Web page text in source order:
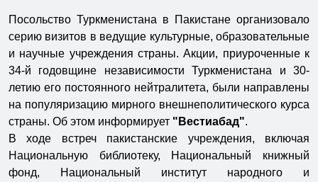
Посольство Туркменистана в Пакистане организовало
серию визитов в ведущие культурные, образовательные
и научные учреждения страны. Акции, приуроченные к
34-й годовщине независимости Туркменистана и 30-
летию его постоянного нейтралитета, были направлены
на популяризацию мирного внешнеполитического курса
страны. Об этом информирует "Вестиабад".
В ходе встреч пакистанские учреждения, включая
Национальную библиотеку, Национальный книжный
фонд, Национальный институт народного и